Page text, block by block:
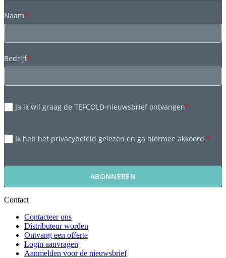
Naam*
Bedrijf*
Ja ik wil graag de TEFCOLD-nieuwsbrief ontvangen*
Ik heb het privacybeleid gelezen en ga hiermee akkoord.*
ABONNEREN
Contact
Contacteer ons
Distributeur worden
Ontvang een offerte
Login aanvragen
Aanmelden voor de nieuwsbrief